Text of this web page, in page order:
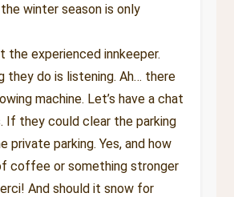
the winter season is only
the experienced innkeeper.
they do is listening. Ah… there
machine. Let’s have a chat
If they could clear the parking
private parking. Yes, and how
coffee or something stronger
And should it snow for